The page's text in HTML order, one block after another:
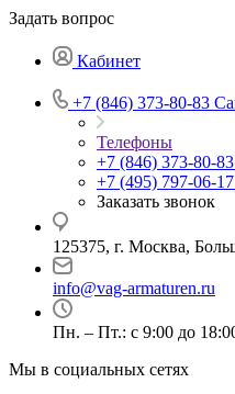
Задать вопрос
Кабинет
+7 (846) 373-80-83
Телефоны
+7 (846) 373-80-
+7 (495) 797-06-
Заказать звонок
125375, г. Москва,
info@vag-armaturen.ru
Пн. – Пт.: с 9:00 до
Мы в социальных сетях